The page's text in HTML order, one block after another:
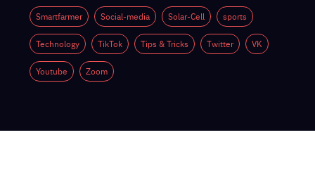
Smartfarmer Social-media Solar-Cell sports
Technology TikTok Tips & Tricks Twitter VK
Youtube Zoom